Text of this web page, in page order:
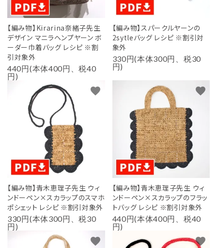
【編み物】Kirarina奈緒子先生
デザイン マニラヘンプヤーン ボ
ーダー巾着バッグ レシピ ※割
引対象外
440円(本体400円、税40
円)
【編み物】スパークルヤーンの
2sytleバッグ レシピ ※割引対
象外
330円(本体300円、税30
円)
【編み物】青木恵理子先生 ウィ
ンドーペン×スカラップのスマホ
ポシェット レシピ ※割引対象外
330円(本体300円、税30
円)
favorite
【編み物】青木恵理子先生 ウィ
ンドーペン×スカラップのフラッ
トバッグ レシピ ※割引対象外
440円(本体400円、税40
円)
favorite
favorite favorite